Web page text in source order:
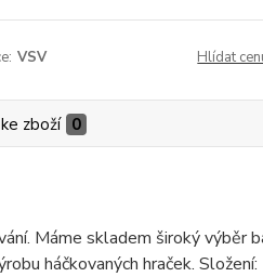
VSV Hlídat
zboží 0
Máme skladem široký výběr
háčkovaných hraček.